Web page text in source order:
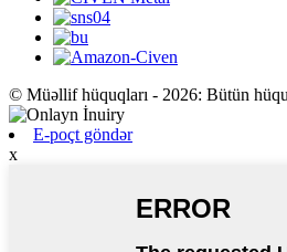
© Müəllif hüquqları - 2026: Bütün
E-poçt göndər
x